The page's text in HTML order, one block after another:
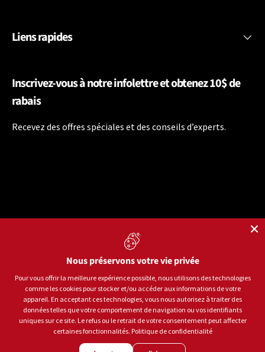
Liens rapides
Inscrivez-vous à notre infolettre et obtenez 10$ de
rabais
Recevez des offres spéciales et des conseils d’experts.
Moyens de paiement acceptés
Français
Sports aux Puces Rive-Sud.Tous droits réservés.
Nous préservons votre vie privée
Pour vous offrir la meilleure expérience possible, nous utilisons des technologies
comme les cookies pour stocker et/ou accéder aux informations de votre
appareil. En acceptant ces technologies, vous nous autorisez à traiter des
données telles que votre comportement de navigation ou vos identifiants
uniques sur ce site. Le refus ou le retrait de votre consentement peut affecter
certaines fonctionnalités. Politique de confidentialité